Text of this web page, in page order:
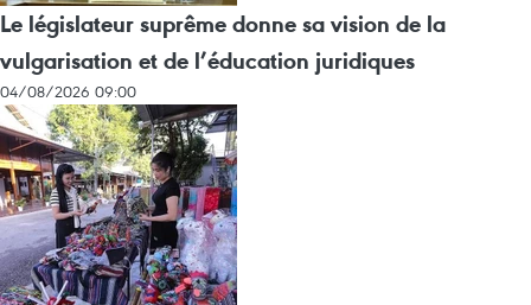
Le législateur suprême donne sa vision de la
vulgarisation et de l’éducation juridiques
04/08/2026 09:00